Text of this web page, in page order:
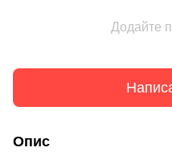
Додайте
Опис